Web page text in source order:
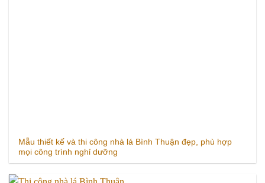
Mẫu thiết kế và thi công nhà lá Bình Thuận đẹp, phù hợp
mọi công trình nghỉ dưỡng